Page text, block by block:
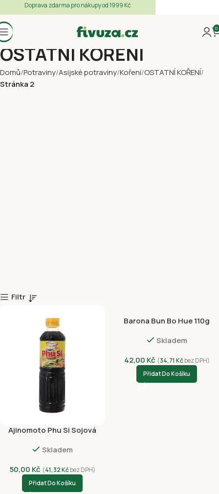
0
OSTATNÍ KOŘENÍ
Domů Potraviny Asijské potraviny Koření OSTATNÍ KOŘENÍ
Stránka 2
Filtr
Ajinomoto Phu Si Sojová
Skladem
50,00 Kč (41,32Kčbez DPH)
Přidat Do Košíku
Barona Bun Bo Hue 110g
Skladem
42,00 Kč (34,71 Kčbez DPH)
Přidat Do Košíku
Doprava zdarma pro nákupy od 1999 Kč